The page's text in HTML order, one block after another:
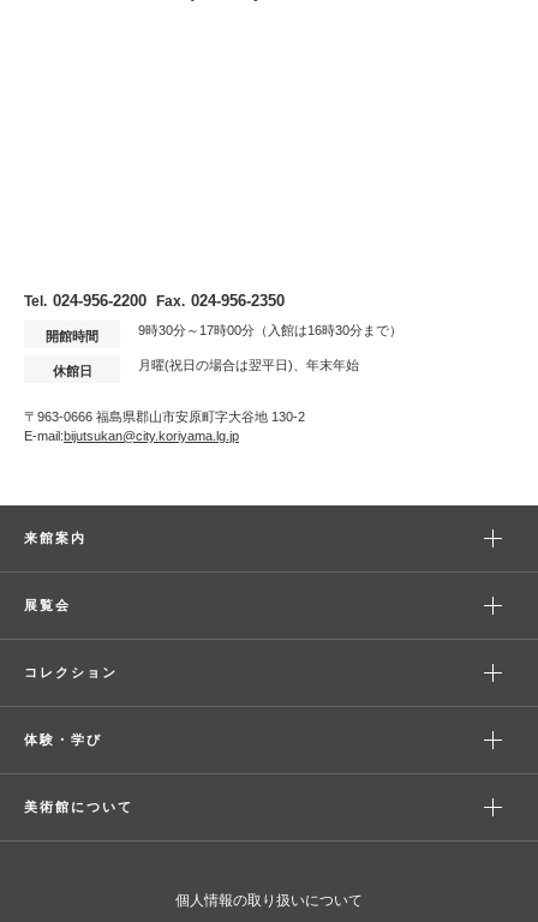
Tel. 024-956-2200 Fax. 024-956-2350
開館時間 9時30分～17時00分（入館は16時30分まで）
休館日 月曜(祝日の場合は翌平日)、年末年始
〒963-0666 福島県郡山市安原町字大谷地 130-2
E-mail:bijutsukan@city.koriyama.lg.jp
来館案内
展覧会
コレクション
体験・学び
美術館について
個人情報の取り扱いについて